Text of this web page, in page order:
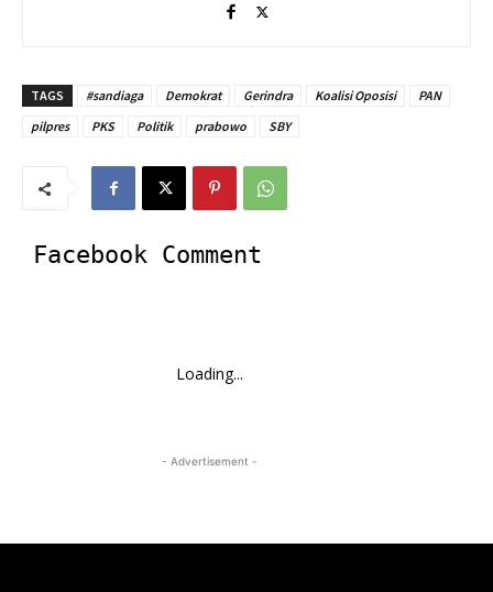
TAGS #sandiaga Demokrat Gerindra Koalisi Oposisi
PAN
pilpres
PKS Politik prabowo SBY
Facebook Comment
Loading...
- Advertisement -